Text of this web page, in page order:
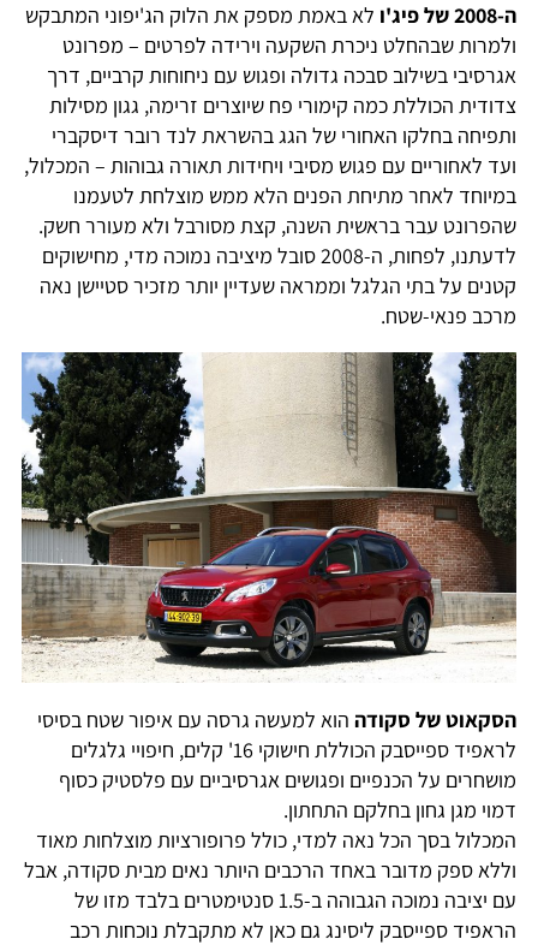
ה-2008 של פיג'ו
לא באמת מספק את הלוק הג'יפוני המתבקש
ולמרות שבהחלט ניכרת השקעה וירידה לפרטים – מפרונט
אגרסיבי בשילוב סבכה גדולה ופגוש עם ניחוחות קרביים, דרך
צדודית הכוללת כמה קימורי פח שיוצרים זרימה, גגון מסילות
ותפיחה בחלקו האחורי של הגג בהשראת לנד רובר דיסקברי
ועד לאחוריים עם פגוש מסיבי ויחידות תאורה גבוהות – המכלול,
במיוחד לאחר מתיחת הפנים הלא ממש מוצלחת לטעמנו
שהפרונט עבר בראשית השנה, קצת מסורבל ולא מעורר חשק.
לדעתנו, לפחות, ה-2008 סובל מיציבה נמוכה מדי, מחישוקים
קטנים על בתי הגלגל וממראה שעדיין יותר מזכיר סטיישן נאה
מרכב פנאי-שטח.
הסקאוט של סקודה הוא למעשה גרסה עם איפור שטח בסיסי
לראפיד ספייסבק הכוללת חישוקי 16' קלים, חיפויי גלגלים
מושחרים על הכנפיים ופגושים אגרסיביים עם פלסטיק כסוף
דמוי מגן גחון בחלקם התחתון.
המכלול בסך הכל נאה למדי, כולל פרופורציות מוצלחות מאוד
וללא ספק מדובר באחד הרכבים היותר נאים מבית סקודה, אבל
עם יציבה נמוכה הגבוהה ב-1.5 סנטימטרים בלבד מזו של
הראפיד ספייסבק ליסינג גם כאן לא מתקבלת נוכחות רכב